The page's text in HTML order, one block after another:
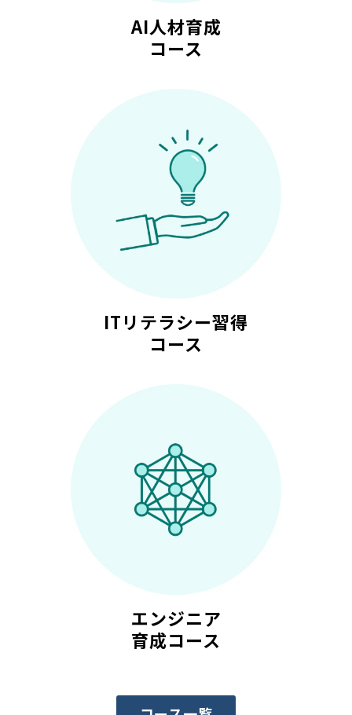
AI人材育成
コース
ITリテラシー習得
コース
エンジニア
育成コース